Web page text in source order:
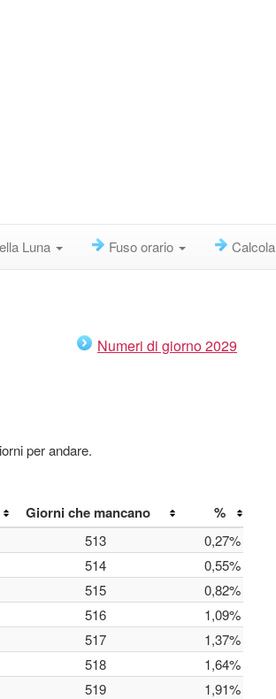
Luna Fuso orario Calcola
Numeri di giorno 2029
per andare.
Giorni che mancano
%
513 0,27%
514 0,55%
515 0,82%
516 1,09%
517 1,37%
518 1,64%
519 1,91%